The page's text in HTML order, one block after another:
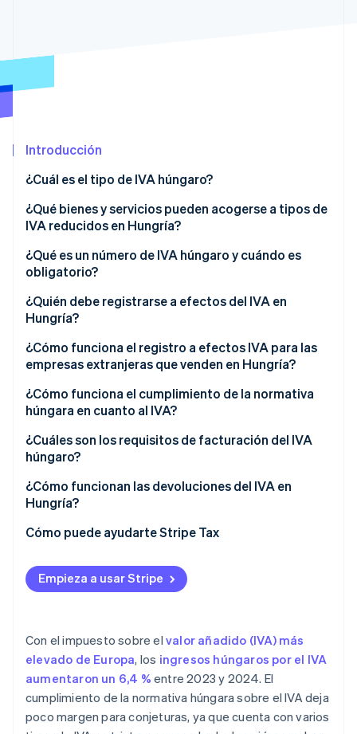
Atlas
Verificación de identidad en línea
Descubre cómo Stripe está construyendo la
para la IA.
Introducción
¿Cuál es el tipo de IVA húngaro?
¿Qué bienes y servicios pueden acogerse a tipos de
IVA reducidos en Hungría?
Tipo reducido del 18 % de IVA
Tipo reducido del 5 % de IVA
Tipo del 0 %
Exención
¿Qué es un número de IVA húngaro y cuándo es
obligatorio?
¿Quién debe registrarse a efectos del IVA en
Hungría?
Empresas establecidas en Hungría
Empresas extranjeras que venden en Hungría
Vendedores de empresa a consumidor (B2C) de la
¿Cómo funciona el registro a efectos IVA para las
empresas extranjeras que venden en Hungría?
¿Cómo funciona el cumplimiento de la normativa
húngara en cuanto al IVA?
Declaraciones y pagos del IVA
Informes en tiempo real y transfronterizos
Mantenimiento de registros y auditorías
¿Cuáles son los requisitos de facturación del IVA
húngaro?
¿Cómo funcionan las devoluciones del IVA en
Hungría?
Cómo puede ayudarte Stripe Tax
Empieza a usar Stripe
Con el impuesto sobre el valor añadido (IVA) más
elevado de Europa, los ingresos húngaros por el IVA
aumentaron un 6,4 % entre 2023 y 2024. El
cumplimiento de la normativa húngara sobre el IVA deja
poco margen para conjeturas, ya que cuenta con varios